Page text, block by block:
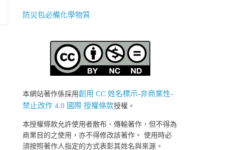
防災包必備化學物質
本網站著作係採用創用 CC 姓名標示-非商業性-
禁止改作 4.0 國際 授權條款授權。
本授權條款允許使用者散布、傳輸著作，但不得為
商業目的之使用，亦不得修改該著作。 使用時必
須按照著作人指定的方式表彰其姓名與來源。